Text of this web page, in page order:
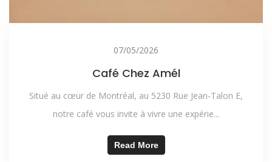
07/05/2026
Café Chez Amél
Situé au cœur de Montréal, au 5230 Rue Jean-Talon E,
notre café vous invite à vivre une expérie...
Read More